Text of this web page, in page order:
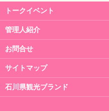
トークイベント
管理人紹介
お問合せ
サイトマップ
石川県観光ブランド